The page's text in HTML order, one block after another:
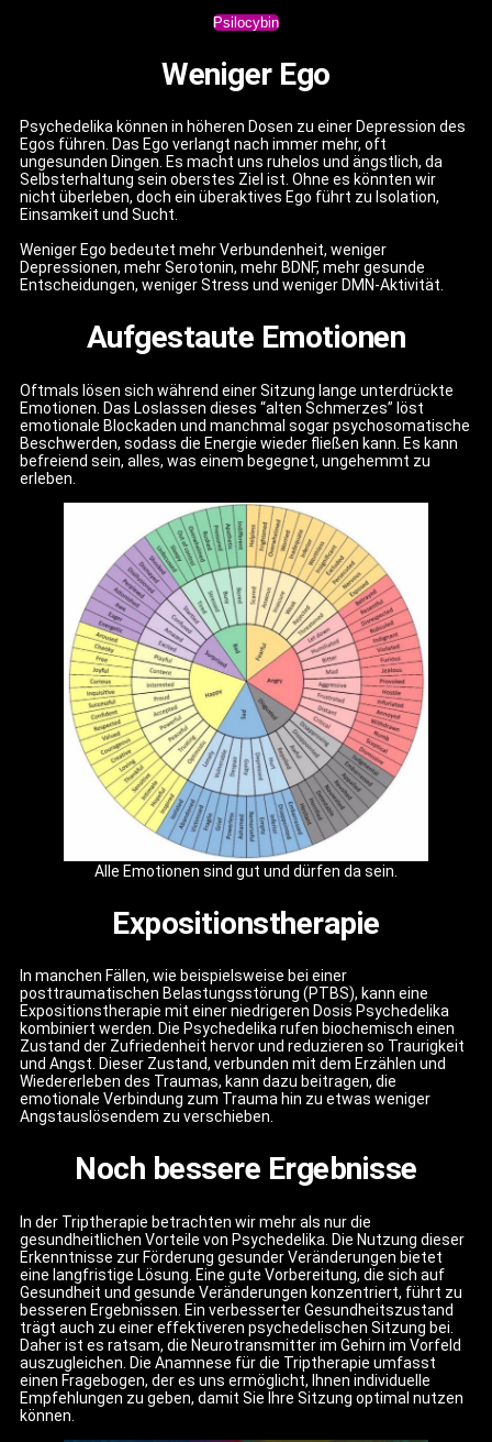
Psilocybin
Weniger Ego
Psychedelika können in höheren Dosen zu einer Depression des
Egos führen. Das Ego verlangt nach immer mehr, oft
ungesunden Dingen. Es macht uns ruhelos und ängstlich, da
Selbsterhaltung sein oberstes Ziel ist. Ohne es könnten wir
nicht überleben, doch ein überaktives Ego führt zu Isolation,
Einsamkeit und Sucht.
Weniger Ego bedeutet mehr Verbundenheit, weniger
Depressionen, mehr Serotonin, mehr BDNF, mehr gesunde
Entscheidungen, weniger Stress und weniger DMN-Aktivität.
Aufgestaute Emotionen
Oftmals lösen sich während einer Sitzung lange unterdrückte
Emotionen. Das Loslassen dieses “alten Schmerzes” löst
emotionale Blockaden und manchmal sogar psychosomatische
Beschwerden, sodass die Energie wieder fließen kann. Es kann
befreiend sein, alles, was einem begegnet, ungehemmt zu
erleben.
Alle Emotionen sind gut und dürfen da sein.
Expositionstherapie
In manchen Fällen, wie beispielsweise bei einer
posttraumatischen Belastungsstörung (PTBS), kann eine
Expositionstherapie mit einer niedrigeren Dosis Psychedelika
kombiniert werden. Die Psychedelika rufen biochemisch einen
Zustand der Zufriedenheit hervor und reduzieren so Traurigkeit
und Angst. Dieser Zustand, verbunden mit dem Erzählen und
Wiedererleben des Traumas, kann dazu beitragen, die
emotionale Verbindung zum Trauma hin zu etwas weniger
Angstauslösendem zu verschieben.
Noch bessere Ergebnisse
In der Triptherapie betrachten wir mehr als nur die
gesundheitlichen Vorteile von Psychedelika. Die Nutzung dieser
Erkenntnisse zur Förderung gesunder Veränderungen bietet
eine langfristige Lösung. Eine gute Vorbereitung, die sich auf
Gesundheit und gesunde Veränderungen konzentriert, führt zu
besseren Ergebnissen. Ein verbesserter Gesundheitszustand
trägt auch zu einer effektiveren psychedelischen Sitzung bei.
Daher ist es ratsam, die Neurotransmitter im Gehirn im Vorfeld
auszugleichen. Die Anamnese für die Triptherapie umfasst
einen Fragebogen, der es uns ermöglicht, Ihnen individuelle
Empfehlungen zu geben, damit Sie Ihre Sitzung optimal nutzen
können.